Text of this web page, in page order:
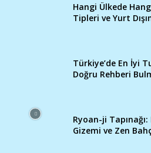
Hangi Ülkede
Tipleri ve Yurt
Türkiye’de En İyi
Doğru Rehberi
Ryoan-ji
Gizemi ve Zen